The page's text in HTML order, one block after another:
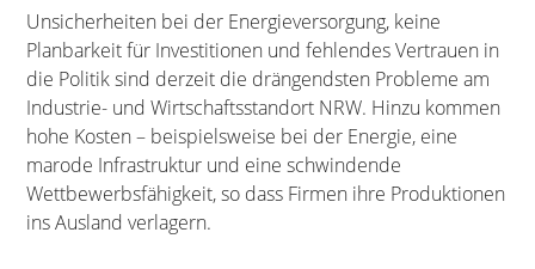
Unsicherheiten bei der Energieversorgung, keine
Planbarkeit für Investitionen und fehlendes Vertrauen in
die Politik sind derzeit die drängendsten Probleme am
Industrie- und Wirtschaftsstandort NRW. Hinzu kommen
hohe Kosten – beispielsweise bei der Energie, eine
marode Infrastruktur und eine schwindende
Wettbewerbsfähigkeit, so dass Firmen ihre Produktionen
ins Ausland verlagern.